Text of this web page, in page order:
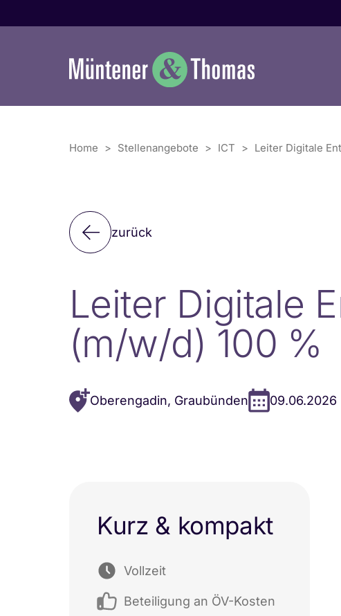
Inhalt
Home > Stellenangebote > ICT > Leiter Digitale
zurück
Leiter Digitale
(m/w/d) 100 %
Oberengadin, Graubünden 09.06.2026
Kurz & kompakt
Vollzeit
Beteiligung an ÖV-Kosten